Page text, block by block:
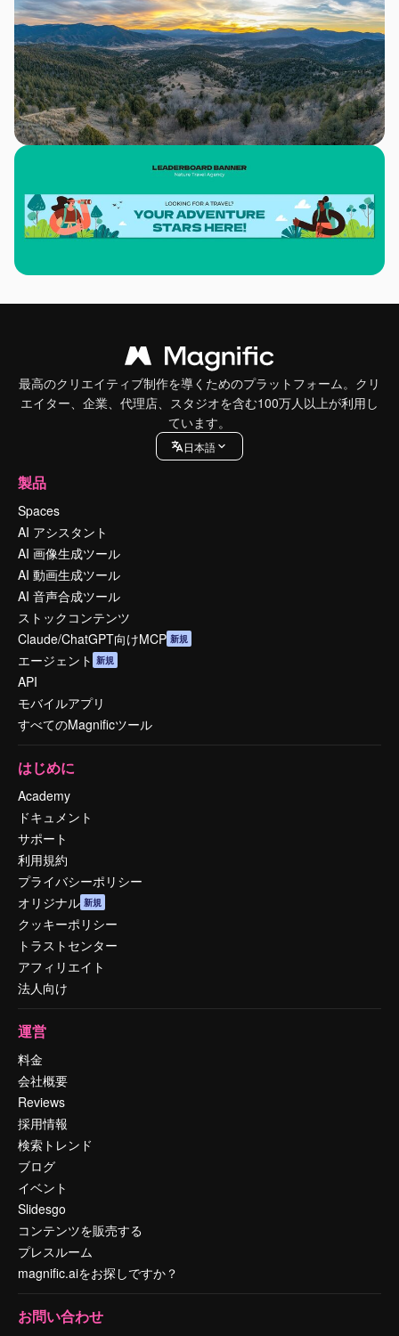
最高のクリエイティブ制作を導くためのプラットフォーム。クリ
エイター、企業、代理店、スタジオを含む100万人以上が利用し
ています。
日本語
製品
Spaces
AI アシスタント
AI 画像生成ツール
AI 動画生成ツール
AI 音声合成ツール
ストックコンテンツ
Claude/ChatGPT向けMCP 新規
エージェント 新規
API
モバイルアプリ
すべてのMagnificツール
はじめに
Academy
ドキュメント
サポート
利用規約
プライバシーポリシー
オリジナル 新規
クッキーポリシー
トラストセンター
アフィリエイト
法人向け
運営
料金
会社概要
Reviews
採用情報
検索トレンド
ブログ
イベント
Slidesgo
コンテンツを販売する
プレスルーム
magnific.aiをお探しですか？
お問い合わせ